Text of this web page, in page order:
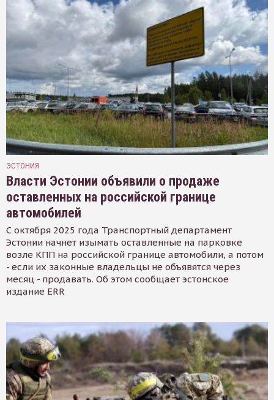
ЭСТОНИЯ
Власти Эстонии объявили о продаже
оставленных на российской границе
автомобилей
С октября 2025 года Транспортный департамент
Эстонии начнет изымать оставленные на парковке
возле КПП на российской границе автомобили, а потом
- если их законные владельцы не объявятся через
месяц - продавать. Об этом сообщает эстонское
издание ERR